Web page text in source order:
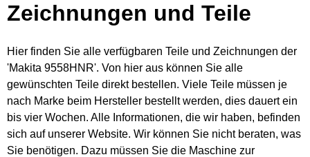
Zeichnungen und Teile
Hier finden Sie alle verfügbaren Teile und Zeichnungen der
'Makita 9558HNR'. Von hier aus können Sie alle
gewünschten Teile direkt bestellen. Viele Teile müssen je
nach Marke beim Hersteller bestellt werden, dies dauert ein
bis vier Wochen. Alle Informationen, die wir haben, befinden
sich auf unserer Website. Wir können Sie nicht beraten, was
Sie benötigen. Dazu müssen Sie die Maschine zur